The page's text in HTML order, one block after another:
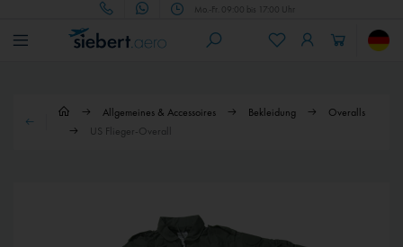
Mo.-Fr. 09:00 bis 17:00 Uhr
Allgemeines & Accessoires Bekleidung
Overalls
US Flieger-Overall